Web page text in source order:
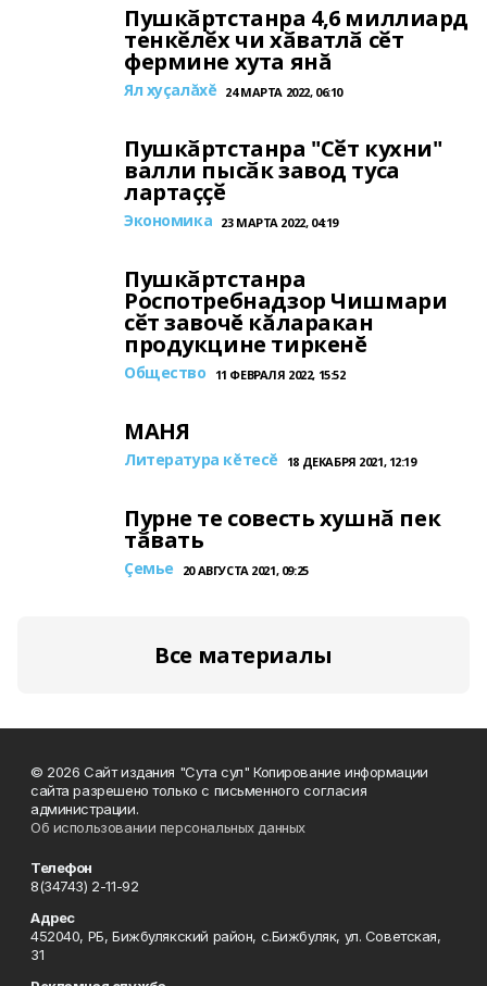
Пушкӑртстанра 4,6 миллиард
тенкӗлӗх чи хӑватлӑ сӗт
фермине хута янă
Ял хуçалăхĕ 24 МАРТА 2022, 06:10
Пушкӑртстанра "Сӗт кухни"
валли пысӑк завод туса
лартаҫҫӗ
Экономика 23 МАРТА 2022, 04:19
Пушкӑртстанра
Роспотребнадзор Чишмари
сӗт завочĕ кăларакан
продукцине тиркенĕ
Общество 11 ФЕВРАЛЯ 2022, 15:52
МАНЯ
Литература кĕтесĕ 18 ДЕКАБРЯ 2021, 12:19
Пурне те совесть хушнӑ пек
тӑвать
Çемье 20 АВГУСТА 2021, 09:25
Все материалы
© 2026 Сайт издания "Сута сул" Копирование информации
сайта разрешено только с письменного согласия
администрации.
Об использовании персональных данных
Телефон
8(34743) 2-11-92
Адрес
452040, РБ, Бижбулякский район, с.Бижбуляк, ул. Советская,
31